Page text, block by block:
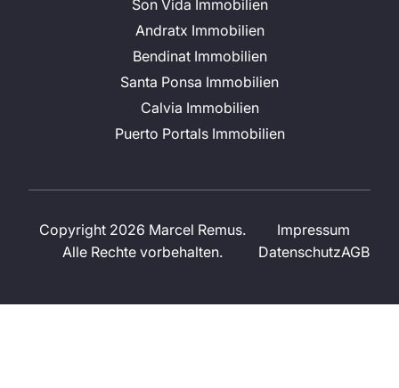
Son Vida Immobilien
Andratx Immobilien
Bendinat Immobilien
Santa Ponsa Immobilien
Calvia Immobilien
Puerto Portals Immobilien
Copyright 2026 Marcel Remus.
Alle Rechte vorbehalten.
Impressum
DatenschutzAGB